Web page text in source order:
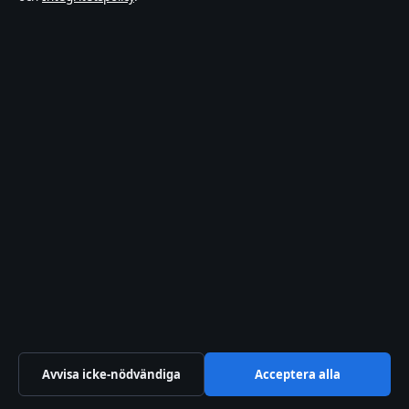
augusti 6, 2026
Avvisa icke-nödvändiga Acceptera alla